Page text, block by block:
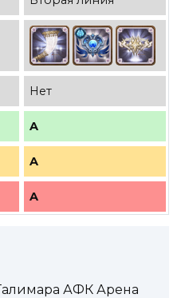
Нет
A
A
A
АФК Арена